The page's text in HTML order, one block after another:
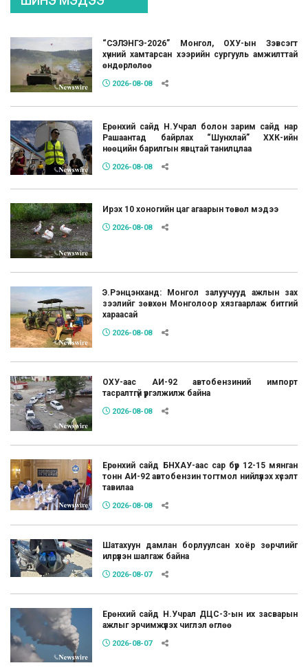
“СЭЛЭНГЭ-2026” Монгол, ОХУ-ын Зэвсэгт
хүчний хамтарсан хээрийн сургууль амжилттай
өндөрлөлөө
2026-08-08
Ерөнхий сайд Н.Учрал болон зарим сайд нар
Рашаантад байрлах “Шунхлай” ХХК-ийн
нөөцийн барилгын явцтай танилцлаа
2026-08-08
Ирэх 10 хоногийн цаг агаарын төвөл мэдээ
2026-08-08
Э.Рэнцэнханд: Монгол залуучууд ажлын зах
зээлийг зөвхөн Монголоор хязгаарлаж битгий
хараасай
2026-08-08
ОХУ-аас АИ-92 автобензиний импорт
тасралтгүй үргэлжилж байна
2026-08-08
Ерөнхий сайд БНХАУ-аас сар бүр 12-15 мянган
тонн АИ-92 автобензин тогтмол нийлүүлэх хүсэлт
тавилаа
2026-08-08
Шатахуун дамлан борлуулсан хоёр зөрчлийг
илрүүлэн шалгаж байна
2026-08-07
Ерөнхий сайд Н.Учрал ДЦС-3-ын их засварын
ажлыг эрчимжүүлэх чиглэл өглөө
2026-08-07